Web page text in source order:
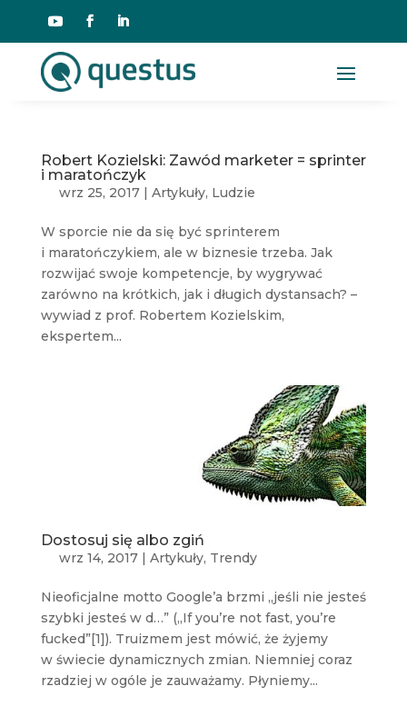
Robert Kozielski: Zawód marketer = sprinter
i maratończyk
wrz 25, 2017| Artykuły, Ludzie
W sporcie nie da się być sprinterem
i maratończykiem, ale w biznesie trzeba. Jak
rozwijać swoje kompetencje, by wygrywać
zarówno na krótkich, jak i długich dystansach? –
wywiad z prof. Robertem Kozielskim,
ekspertem...
Dostosuj się albo zgiń
wrz 14, 2017| Artykuły, Trendy
Nieoficjalne motto Google’a brzmi „jeśli nie jesteś
szybki jesteś w d…” („If you’re not fast, you’re
fucked”[1]). Truizmem jest mówić, że żyjemy
w świecie dynamicznych zmian. Niemniej coraz
rzadziej w ogóle je zauważamy. Płyniemy...